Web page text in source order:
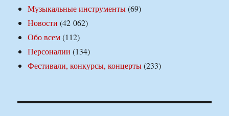
Музыкальные инструменты(69)
Новости (42 062)
Обо всем(112)
Персоналии (134)
Фестивали, конкурсы, концерты(233)